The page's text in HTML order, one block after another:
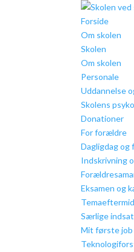
Forside
Om skolen
Skolen
Om skolen
Personale
Uddannelse
Skolens
Donationer
For forældre
Dagligdag og
Indskrivning
Eksamen og
Særlige
Mit første job